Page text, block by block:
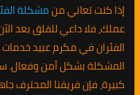
إذا كنت تعاني منمشكلة
عملك، فلا داعي للقلق بعد
الفئران في مكرم عبيد
المشكلة بشكل آمن وفعال.
كبيرة، فإن فريقنا المحترف